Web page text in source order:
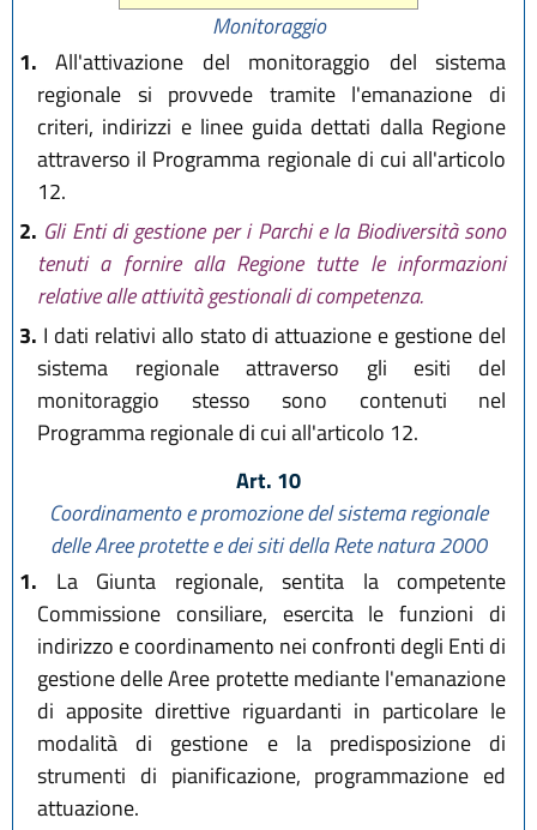
Monitoraggio
1. All'attivazione del monitoraggio del sistema
regionale si provvede tramite l'emanazione di
criteri, indirizzi e linee guida dettati dalla Regione
attraverso il Programma regionale di cui all'articolo
12.
2. Gli Enti di gestione per i Parchi e la Biodiversità sono
tenuti a fornire alla Regione tutte le informazioni
relative alle attività gestionali di competenza.
3. I dati relativi allo stato di attuazione e gestione del
sistema regionale attraverso gli esiti del
monitoraggio stesso sono contenuti nel
Programma regionale di cui all'articolo 12.
Art. 10
Coordinamento e promozione del sistema regionale
delle Aree protette e dei siti della Rete natura 2000
1. La Giunta regionale, sentita la competente
Commissione consiliare, esercita le funzioni di
indirizzo e coordinamento nei confronti degli Enti di
gestione delle Aree protette mediante l'emanazione
di apposite direttive riguardanti in particolare le
modalità di gestione e la predisposizione di
strumenti di pianificazione, programmazione ed
attuazione.